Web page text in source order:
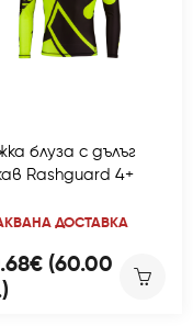
блуза с дълъг
Rashguard 4+
ДОСТАВКА
(60.00